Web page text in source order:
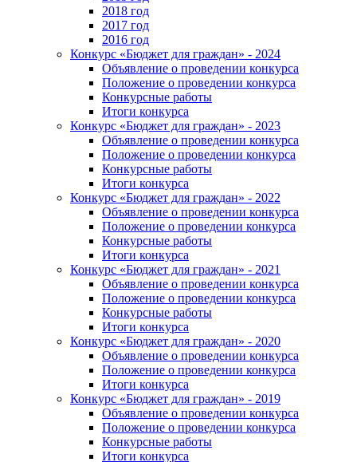
2018 год
2017 год
2016 год
Конкурс «Бюджет для граждан» - 2024
Объявление о проведении конкурса
Положение о проведении конкурса
Конкурсные работы
Итоги конкурса
Конкурс «Бюджет для граждан» - 2023
Объявление о проведении конкурса
Положение о проведении конкурса
Конкурсные работы
Итоги конкурса
Конкурс «Бюджет для граждан» - 2022
Объявление о проведении конкурса
Положение о проведении конкурса
Конкурсные работы
Итоги конкурса
Конкурс «Бюджет для граждан» - 2021
Объявление о проведении конкурса
Положение о проведении конкурса
Конкурсные работы
Итоги конкурса
Конкурс «Бюджет для граждан» - 2020
Объявление о проведении конкурса
Положение о проведении конкурса
Итоги конкурса
Конкурс «Бюджет для граждан» - 2019
Объявление о проведении конкурса
Положение о проведении конкурса
Конкурсные работы
Итоги конкурса